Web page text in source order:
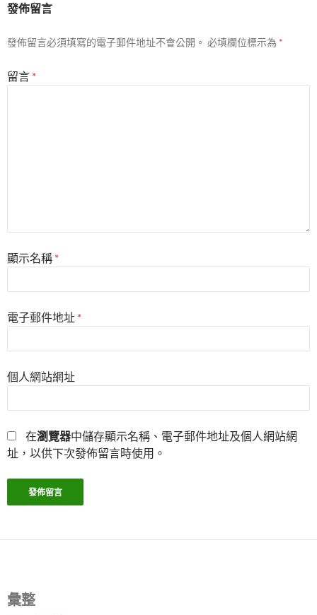
發佈留言
發佈留言必須填寫的電子郵件地址不會公開。 必填欄位標示為 *
留言 *
顯示名稱 *
電子郵件地址 *
個人網站網址
在瀏覽器中儲存顯示名稱、電子郵件地址及個人網站網
址，以供下次發佈留言時使用。
彙整